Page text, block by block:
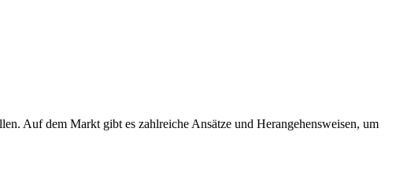
Auf dem Markt gibt es zahlreiche Ansätze und Herangehensweisen, um